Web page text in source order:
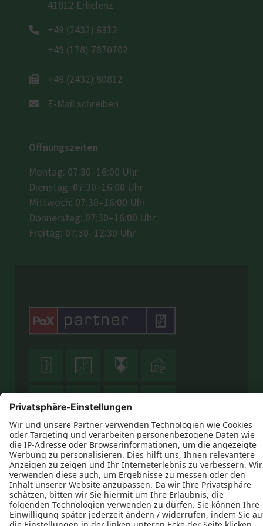
abhängig, welche Computer oder
Mobilfunkgeräte und welche Endgeräte Sie
Interesse an einer verbindlichen Messung
haben, helfen wir Ihnen gerne weiter.
Deutscher Ingenieure) ist ein grundlegendes
Schalldämmung von Fenstern. Unter anderem
sind dort verschiedene Schallschutzklassen
angegeben: Je höher das bewertete
Schalldämmmaß des Fensters, umso besser
werden die Innenräume vom Außenlärm
(Quelle: VDI
2719, Tabelle 2 + 3)
Schallschutz
Klasse (SK)
bewertetes
Schalldämmmaß
R‘w nach DIN
52210 Teil 5
Schalldämmmaß
52210 Teil 2
1 25 bis 29 dB > 27 dB
2 30 bis 34 dB > 32 dB
41812 Erkelenz
+49 (2432) 6312
+49 (178) 7870702
+49 (2432) 80812
E-Mail schreiben
Öffnungszeiten
Montag: 07:30–16:00 Uhr
Dienstag: 07:30–16:00 Uhr
Mittwoch: 07:30–16:00 Uhr
Donnerstag: 07:30–16:00 Uhr
Freitag: 07:30–12:30 Uhr
   
  
   
Datenschutz Impressum
Kontakt